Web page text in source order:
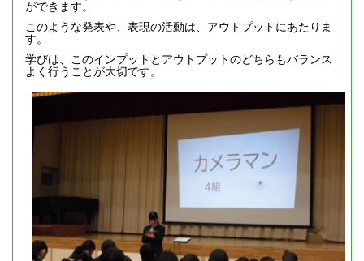
ができます。
このような発表や、表現の活動は、アウトプットにあたりま
す。
学びは、このインプットとアウトプットのどちらもバランス
よく行うことが大切です。